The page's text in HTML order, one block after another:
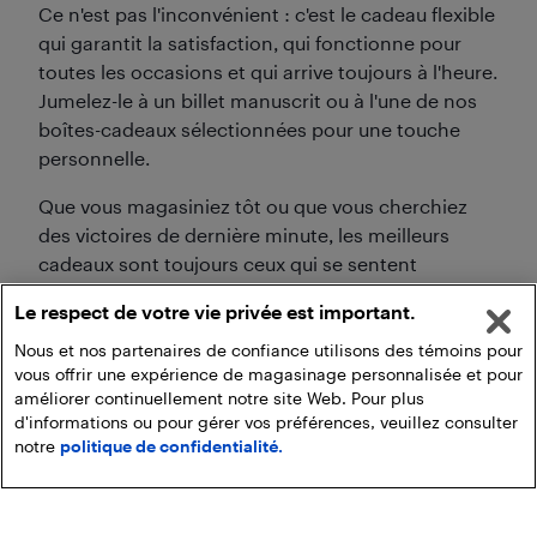
Ce n'est pas l'inconvénient : c'est le cadeau flexible
qui garantit la satisfaction, qui fonctionne pour
toutes les occasions et qui arrive toujours à l'heure.
Jumelez-le à un billet manuscrit ou à l'une de nos
boîtes-cadeaux sélectionnées pour une touche
personnelle.
Que vous magasiniez tôt ou que vous cherchiez
des victoires de dernière minute, les meilleurs
cadeaux sont toujours ceux qui se sentent
considérés. Ils montrent que vous avez porté
attention à leurs besoins, à leur style et à leur
histoire. Magasinez les cadeaux de Noël et des
Fêtes dès aujourd'hui!
Le respect de votre vie privée est important.
Nous et nos partenaires de confiance utilisons des témoins pour
vous offrir une expérience de magasinage personnalisée et pour
améliorer continuellement notre site Web. Pour plus
d'informations ou pour gérer vos préférences, veuillez consulter
notre politique de confidentialité.